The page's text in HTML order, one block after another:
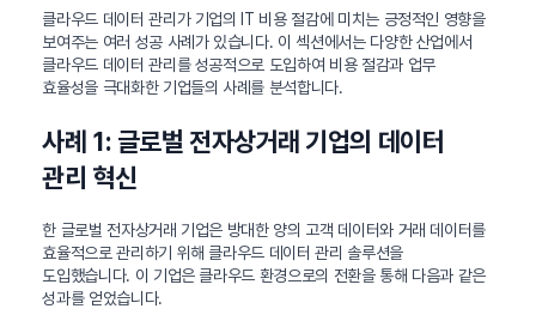
클라우드 데이터 관리가 기업의 IT 비용 절감에 미치는 긍정적인 영향을
보여주는 여러 성공 사례가 있습니다. 이 섹션에서는 다양한 산업에서
클라우드 데이터 관리를 성공적으로 도입하여 비용 절감과 업무
효율성을 극대화한 기업들의 사례를 분석합니다.
사례 1: 글로벌 전자상거래 기업의 데이터
관리 혁신
한 글로벌 전자상거래 기업은 방대한 양의 고객 데이터와 거래 데이터를
효율적으로 관리하기 위해 클라우드 데이터 관리 솔루션을
도입했습니다. 이 기업은 클라우드 환경으로의 전환을 통해 다음과 같은
성과를 얻었습니다.